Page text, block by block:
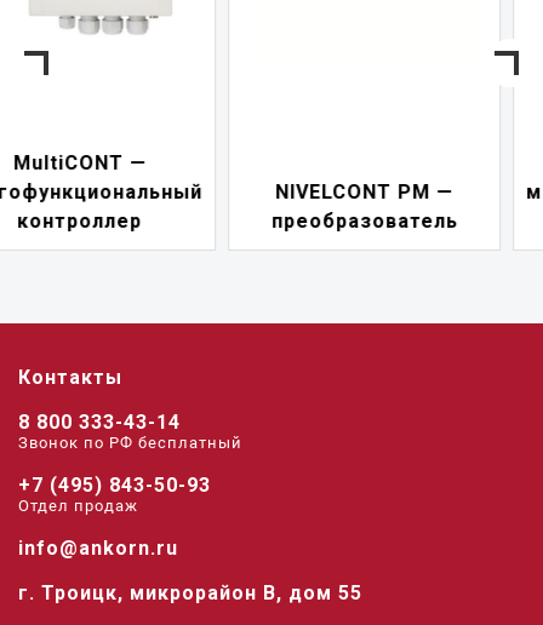
NIVELCONT PM —
преобразователь
переключатель
Контакты
8 800 333-43-14
Звонок по РФ беcплатный
+7 (495) 843-50-93
Отдел продаж
info@ankorn.ru
г. Троицк, микрорайон В, дом 55